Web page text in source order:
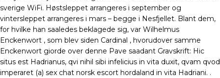
sverige WiFi. Høstsleppet arrangeres i september og
vintersleppet arrangeres i mars – begge i Nesfjellet. Blant dem,
for hvilke han saaledes beklagede sig, var Wilhelmus
Enckenwort , som blev siden Cardinal , hvorudover samme
Enckenwort giorde over denne Pave saadant Gravskrift: Hic
situs est Hadrianus, qvi nihil sibi infelicius in vita duxit, qvam qvod
imperaret (a) sex chat norsk escort hordaland in vita Hadriani. .